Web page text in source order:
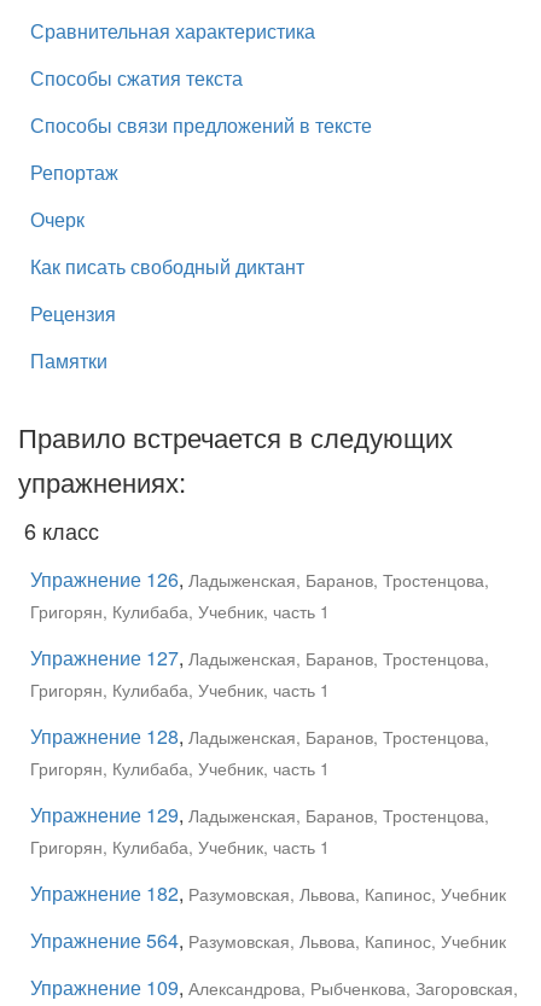
Сравнительная характеристика
Способы сжатия текста
Способы связи предложений в тексте
Репортаж
Очерк
Как писать свободный диктант
Рецензия
Памятки
Правило встречается в следующих
упражнениях:
6 класс
Упражнение 126, Ладыженская, Баранов, Тростенцова,
Григорян, Кулибаба, Учебник, часть 1
Упражнение 127, Ладыженская, Баранов, Тростенцова,
Григорян, Кулибаба, Учебник, часть 1
Упражнение 128, Ладыженская, Баранов, Тростенцова,
Григорян, Кулибаба, Учебник, часть 1
Упражнение 129, Ладыженская, Баранов, Тростенцова,
Григорян, Кулибаба, Учебник, часть 1
Упражнение 182, Разумовская, Львова, Капинос, Учебник
Упражнение 564, Разумовская, Львова, Капинос, Учебник
Упражнение 109, Александрова, Рыбченкова, Загоровская,